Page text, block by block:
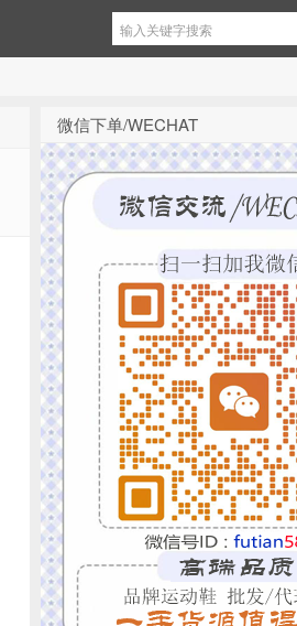
微信下单/WECHAT